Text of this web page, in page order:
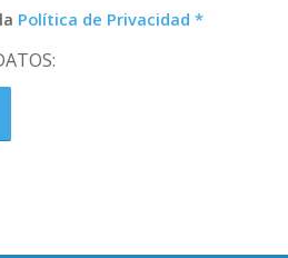
Política de Privacidad *